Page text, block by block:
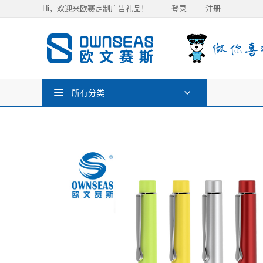
Hi，欢迎来欧赛定制广告礼品！ 登录 注册
所有分类